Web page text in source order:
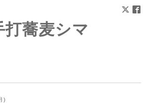
打蕎麦シマ
)